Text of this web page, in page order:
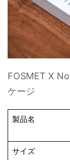
FOSMET X
ケージ
製品名
サイズ